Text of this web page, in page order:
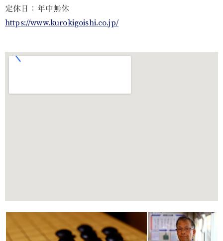
定休日：年中無休
https://www.kurokigoishi.co.jp/